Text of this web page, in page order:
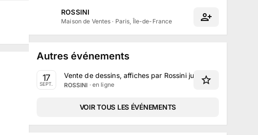
ROSSINI
Maison de Ventes · Paris, Île-de-France
Autres événements
17
SEPT.
Vente de dessins, affiches par Rossini jusqu'au 17
ROSSINI · en ligne
VOIR TOUS LES ÉVÉNEMENTS